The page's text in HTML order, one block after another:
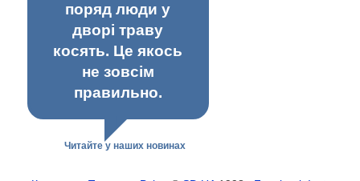
поряд люди у
дворі траву
косять. Це якось
не зовсім
правильно.
Читайте у наших новинах